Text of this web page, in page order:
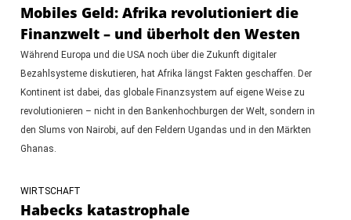
Mobiles Geld: Afrika revolutioniert die
Finanzwelt – und überholt den Westen
Während Europa und die USA noch über die Zukunft digitaler
Bezahlsysteme diskutieren, hat Afrika längst Fakten geschaffen. Der
Kontinent ist dabei, das globale Finanzsystem auf eigene Weise zu
revolutionieren – nicht in den Bankenhochburgen der Welt, sondern in
den Slums von Nairobi, auf den Feldern Ugandas und in den Märkten
Ghanas.
WIRTSCHAFT
Habecks katastrophale